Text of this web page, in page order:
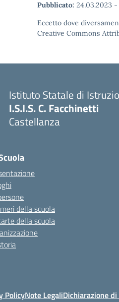
Pubblicato: 24.03.2023 -
Eccetto dove
Creative Commons
Istituto Statale di
I.S.I.S. C. Facchinetti
Castellanza
della scuola
della scuola
PolicyNote LegaliDichiarazione